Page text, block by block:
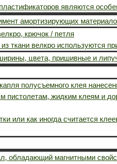
являются
амортизирующих
крючок / петля
ткани велкро используются
цвета, пришивные и
полусъемного клея
пистолетам, жидким клеям и
или как иногда считается
обладающий магнитными